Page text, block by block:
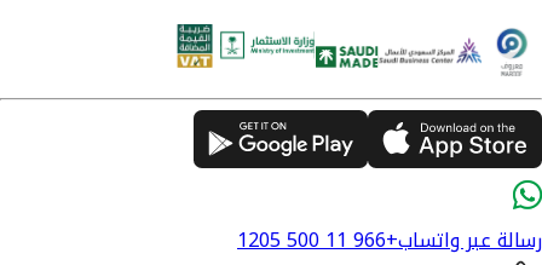
رسالة عبر واتساب+966 11 500 1205